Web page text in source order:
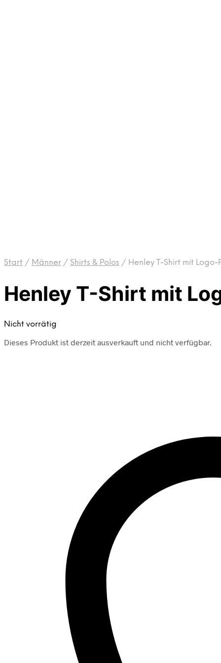
Start / Männer / Shirts & Polos / Henley T-Shirt mit Logo-
Henley T-Shirt mit
Nicht vorrätig
Dieses Produkt ist derzeit ausverkauft und nicht verfügbar.